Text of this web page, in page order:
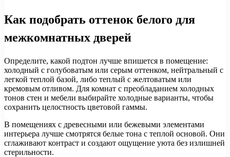
Как подобрать оттенок белого для
межкомнатных дверей
Определите, какой подтон лучше впишется в помещение:
холодный с голубоватым или серым оттенком, нейтральный с
легкой теплой базой, либо теплый с желтоватым или
кремовым отливом. Для комнат с преобладанием холодных
тонов стен и мебели выбирайте холодные варианты, чтобы
сохранить целостность цветовой гаммы.
В помещениях с древесными или бежевыми элементами
интерьера лучше смотрятся белые тона с теплой основой. Они
сглаживают контраст и создают ощущение уюта без излишней
стерильности.